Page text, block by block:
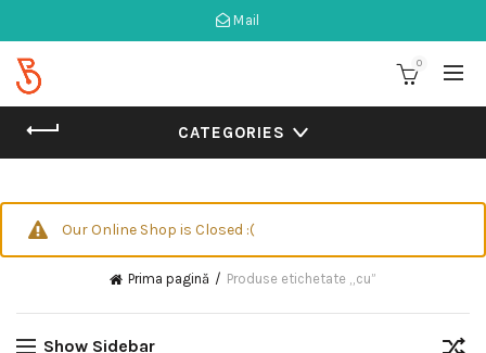
Mail
0
CATEGORIES
Our Online Shop is Closed :(
Prima pagină Produse etichetate „cu”
Show Sidebar